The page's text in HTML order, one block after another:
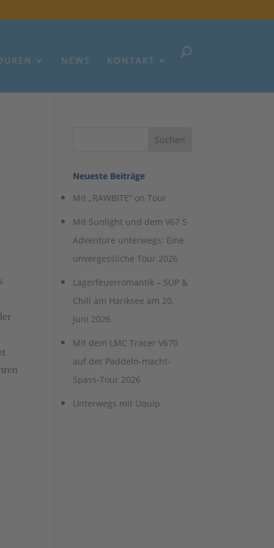
NEWS KONTAKT
Neueste Beiträge
Mit „RAWBITE“ on Tour
Mit Sunlight und dem V67 S
Adventure unterwegs: Eine
unvergessliche Tour 2026
Lagerfeuerromantik – SUP &
Chill am Hariksee am 20.
Juni 2026
Mit dem LMC Tracer V670
auf der Paddeln-macht-
Spass-Tour 2026
Unterwegs mit Uquip